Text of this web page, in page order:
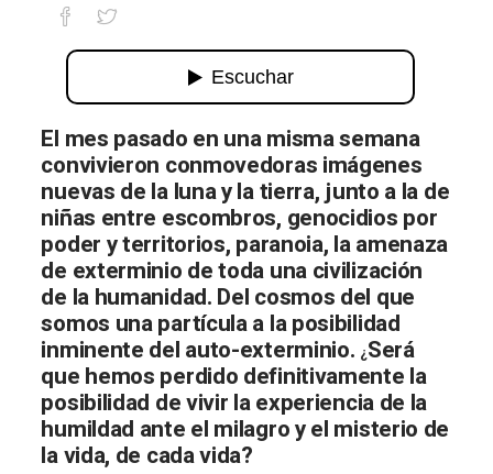
El lado oscuro de la Tierra
El mes pasado en una misma semana
convivieron conmovedoras imágenes
nuevas de la luna y la tierra, junto a la de
niñas entre escombros, genocidios por
poder y territorios, paranoia, la amenaza
de exterminio de toda una civilización
de la humanidad. Del cosmos del que
somos una partícula a la posibilidad
inminente del auto-exterminio. ¿Será
que hemos perdido definitivamente la
posibilidad de vivir la experiencia de la
humildad ante el milagro y el misterio de
la vida, de cada vida?